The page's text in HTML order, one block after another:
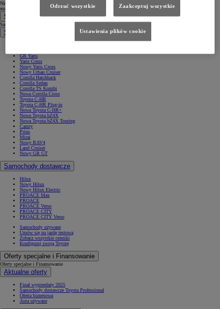
Nie możesz odnaleźć wiadomości? Sprawdź folder spam lubponów rejestrację
, podając prawidłowy adres e-
mail.
Samochody
Samochody
Samochody osobowe
GR Yaris
Yaris Cross
Nowy Yaris Cross
Nowy Urban Cruiser
Corolla Hatchback
Corolla Sedan
Corolla TS Kombi
Nowa Corolla Cross
Toyota C-HR
Toyota C-HR Plug-in
Nowa Toyota C-HR+
Nowa Toyota bZ4X
Nowa Toyota bZ4X Touring
Camry
Prius
Mirai
Nowy RAV4
Land Cruiser
Nowy GR GT
Samochody dostawcze
Hilux
Nowy Hilux
Nowy Hilux Electric
PROACE Max
PROACE
PROACE Verso
PROACE CITY
PROACE CITY Verso
Samochody używane
Umów się na jazdę testową
Zobacz wszystkie cenniki
Konfiguruj swoją Toyotę
Oferty specjalne i Finansowanie
Oferty specjalne i Finansowanie
Aktualne oferty
Finał wyprzedaży 2025
Samochody dostawcze Toyota Professional
Oferta biznesowa
Auta używane
Odrzuć wszystkie Zaakceptuj wszystkie
Ustawienia plików cookie